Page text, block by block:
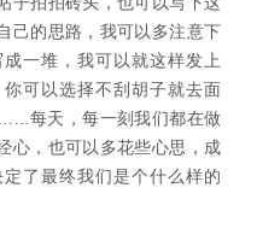
己的思路，我可以多注意下
一堆，我可以就这样发上
可以选择不刮胡子就去面
每天，每一刻我们都在做
心，也可以多花些心思，成
了最终我们是个什么样的